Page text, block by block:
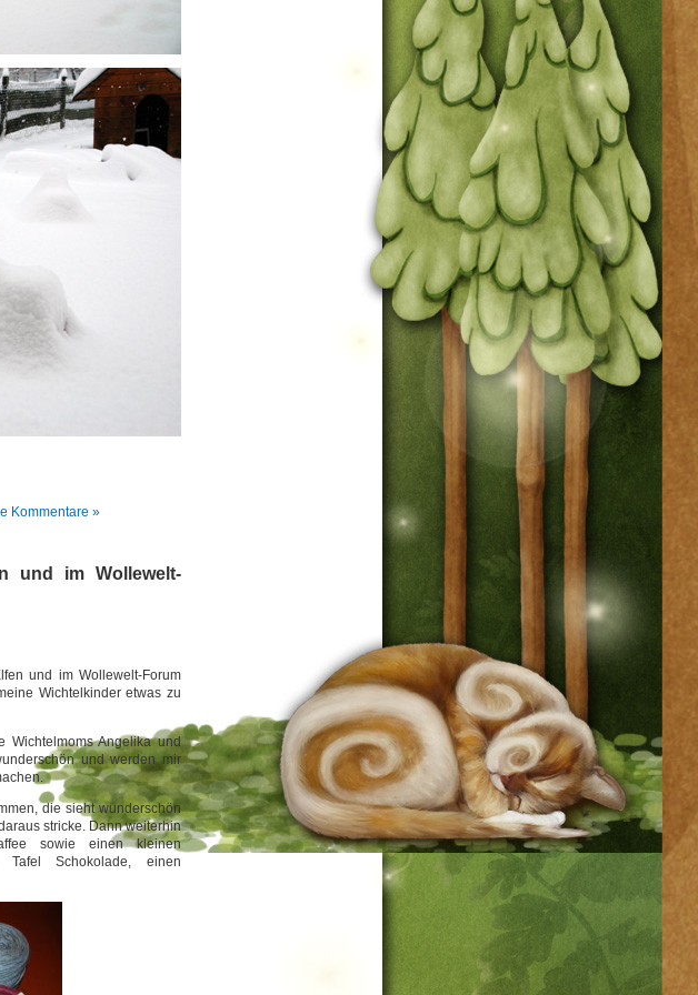
Kommentare »
und im Wollewelt-
und im Wollewelt-Forum
Wichtelkinder etwas zu
Angelika und
und werden mir
die sieht wunderschön
stricke. Dann weiterhin
sowie einen kleinen
Tafel Schokolade, einen